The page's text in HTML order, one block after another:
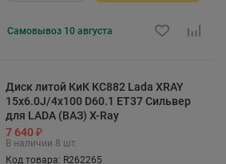
Самовывоз 10 августа
Диск литой КиК КС882 Lada XRAY
15x6.0J/4x100 D60.1 ET37 Сильвер
для LADA (ВАЗ) X-Ray
7 640 ₽
В наличии 8 шт.
Код товара: R262265